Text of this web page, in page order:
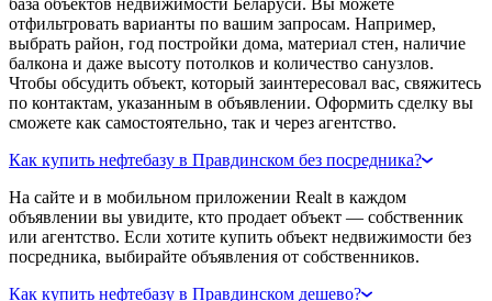
база объектов недвижимости Беларуси. Вы можете
отфильтровать варианты по вашим запросам. Например,
выбрать район, год постройки дома, материал стен, наличие
балкона и даже высоту потолков и количество санузлов.
Чтобы обсудить объект, который заинтересовал вас, свяжитесь
по контактам, указанным в объявлении. Оформить сделку вы
сможете как самостоятельно, так и через агентство.
Как купить нефтебазу в Правдинском без посредника?
На сайте и в мобильном приложении Realt в каждом
объявлении вы увидите, кто продает объект — собственник
или агентство. Если хотите купить объект недвижимости без
посредника, выбирайте объявления от собственников.
Как купить нефтебазу в Правдинском дешево?